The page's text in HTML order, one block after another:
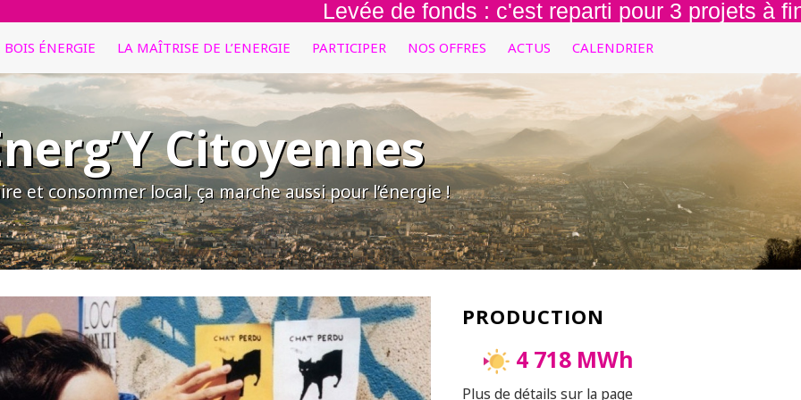
Levée de fonds : c'est reparti pour 3 projets à
BOIS ÉNERGIE LA MAÎTRISE DE L’ENERGIE PARTICIPER NOS OFFRES ACTUS CALENDRIER
Citoyennes
et consommer local, ça marche aussi pour l’énergie !
PRODUCTION
4 718 MWh
Plus de détails sur la page